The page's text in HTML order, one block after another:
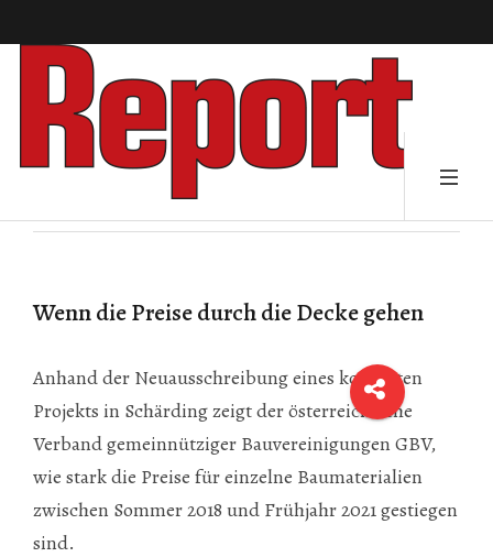
Wenn die Preise durch die Decke gehen
Anhand der Neuausschreibung eines konkreten
Projekts in Schärding zeigt der österreichische
Verband gemeinnütziger Bauvereinigungen GBV,
wie stark die Preise für einzelne Baumaterialien
zwischen Sommer 2018 und Frühjahr 2021 gestiegen
sind.